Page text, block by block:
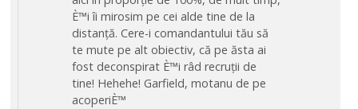
È™i îi mirosim pe cei alde tine de la
distanță. Cere-i comandantului tău să
te mute pe alt obiectiv, că pe ăsta ai
fost deconspirat È™i râd recruții de
tine! Hehehe! Garfield, motanu de pe
acoperiÈ™